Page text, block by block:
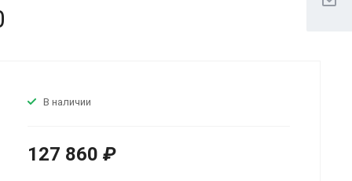
В наличии
127 860 ₽